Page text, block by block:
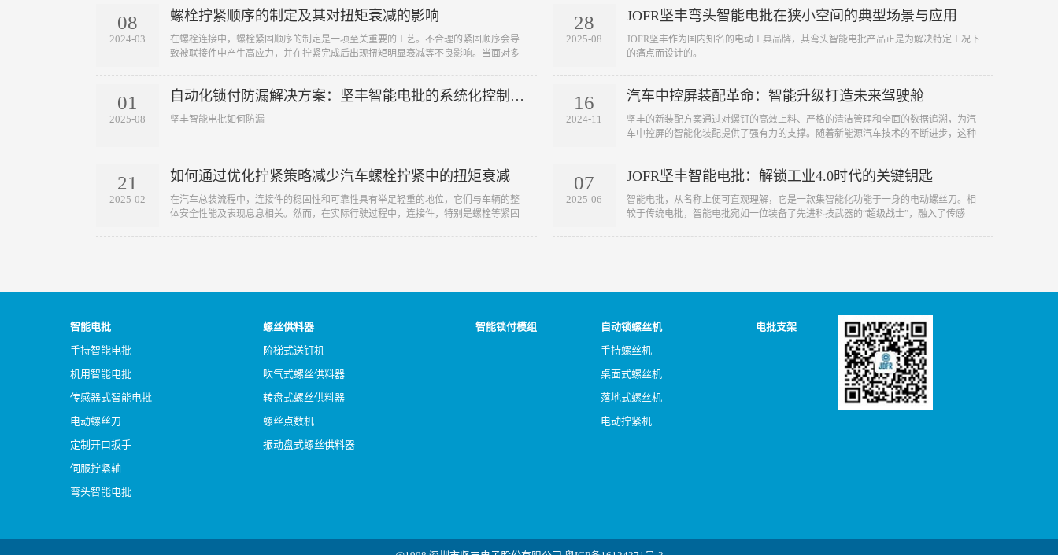
在这些性能方面符合要求的拧紧轴，从而保证设备的正常运转，提高生产效率。
08
2024-03
螺栓拧紧顺序的制定及其对扭矩衰减的影响
在螺栓连接中，螺栓紧固顺序的制定是一项至关重要的工艺。不合理的紧固顺序会导
致被联接件中产生高应力，并在拧紧完成后出现扭矩明显衰减等不良影响。当面对多
体分析并制定适当的拧紧顺序。下面将介绍在单个拧紧轴工况下的拧紧顺序制定原
01
2025-08
自动化锁付防漏解决方案：坚丰智能电批的系统化控制策略
坚丰智能电批如何防漏
21
2025-02
如何通过优化拧紧策略减少汽车螺栓拧紧中的扭矩衰减
在汽车总装流程中，连接件的稳固性和可靠性具有举足轻重的地位，它们与车辆的整
体安全性能及表现息息相关。然而，在实际行驶过程中，连接件，特别是螺栓等紧固
28
2025-08
JOFR坚丰弯头智能电批在狭小空间的典型场景与应用
JOFR坚丰作为国内知名的电动工具品牌，其弯头智能电批产品正是为解决特定工况下
的痛点而设计的。
16
2024-11
汽车中控屏装配革命：智能升级打造未来驾驶舱
坚丰的新装配方案通过对螺钉的高效上料、严格的清洁管理和全面的数据追溯，为汽
车中控屏的智能化装配提供了强有力的支撑。随着新能源汽车技术的不断进步，这种
07
2025-06
JOFR坚丰智能电批：解锁工业4.0时代的关键钥匙
智能电批，从名称上便可直观理解，它是一款集智能化功能于一身的电动螺丝刀。相
较于传统电批，智能电批宛如一位装备了先进科技武器的“超级战士”，融入了传感
智能电批
手持智能电批
机用智能电批
传感器式智能电批
电动螺丝刀
定制开口扳手
伺服拧紧轴
弯头智能电批
螺丝供料器
阶梯式送钉机
吹气式螺丝供料器
转盘式螺丝供料器
螺丝点数机
振动盘式螺丝供料器
智能锁付模组
自动锁螺丝机
手持螺丝机
桌面式螺丝机
落地式螺丝机
电动拧紧机
电批支架